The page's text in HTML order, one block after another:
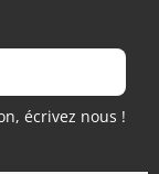
écrivez nous !